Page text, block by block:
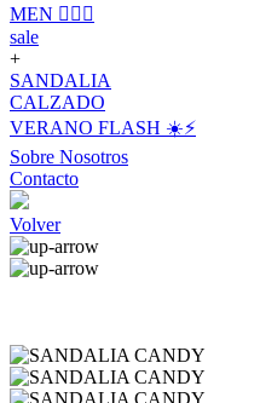
MEN 🙋🏽‍♂️
sale
+
SANDALIA
CALZADO
VERANO FLASH ☀️⚡️
Sobre Nosotros
Contacto
Volver